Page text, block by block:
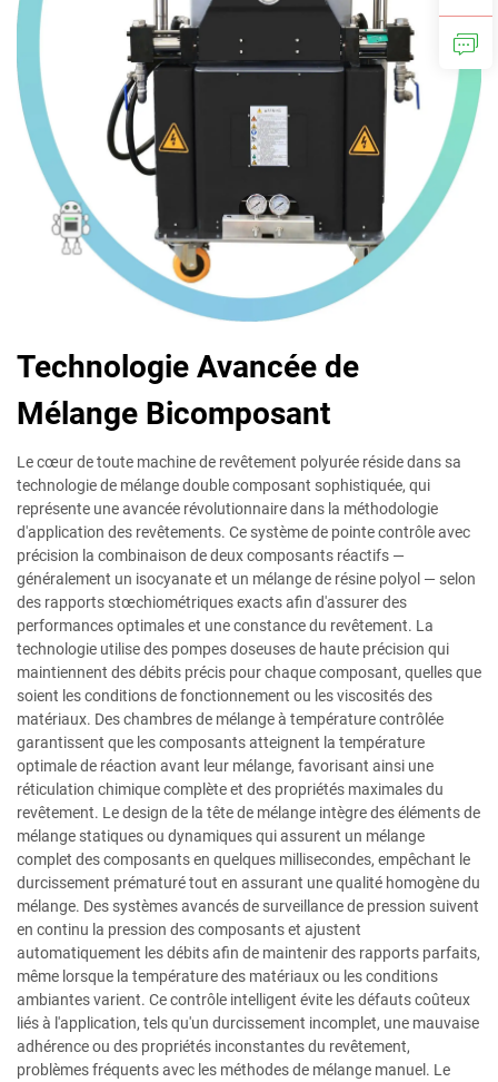
Technologie Avancée de
Mélange Bicomposant
Le cœur de toute machine de revêtement polyurée réside dans sa
technologie de mélange double composant sophistiquée, qui
représente une avancée révolutionnaire dans la méthodologie
d'application des revêtements. Ce système de pointe contrôle avec
précision la combinaison de deux composants réactifs —
généralement un isocyanate et un mélange de résine polyol — selon
des rapports stœchiométriques exacts afin d'assurer des
performances optimales et une constance du revêtement. La
technologie utilise des pompes doseuses de haute précision qui
maintiennent des débits précis pour chaque composant, quelles que
soient les conditions de fonctionnement ou les viscosités des
matériaux. Des chambres de mélange à température contrôlée
garantissent que les composants atteignent la température
optimale de réaction avant leur mélange, favorisant ainsi une
réticulation chimique complète et des propriétés maximales du
revêtement. Le design de la tête de mélange intègre des éléments de
mélange statiques ou dynamiques qui assurent un mélange
complet des composants en quelques millisecondes, empêchant le
durcissement prématuré tout en assurant une qualité homogène du
mélange. Des systèmes avancés de surveillance de pression suivent
en continu la pression des composants et ajustent
automatiquement les débits afin de maintenir des rapports parfaits,
même lorsque la température des matériaux ou les conditions
ambiantes varient. Ce contrôle intelligent évite les défauts coûteux
liés à l'application, tels qu'un durcissement incomplet, une mauvaise
adhérence ou des propriétés inconstantes du revêtement,
problèmes fréquents avec les méthodes de mélange manuel. Le